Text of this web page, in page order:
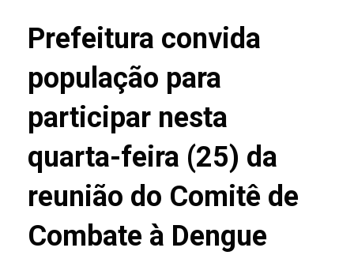
Prefeitura convida
população para
participar nesta
quarta-feira (25) da
reunião do Comitê de
Combate à Dengue